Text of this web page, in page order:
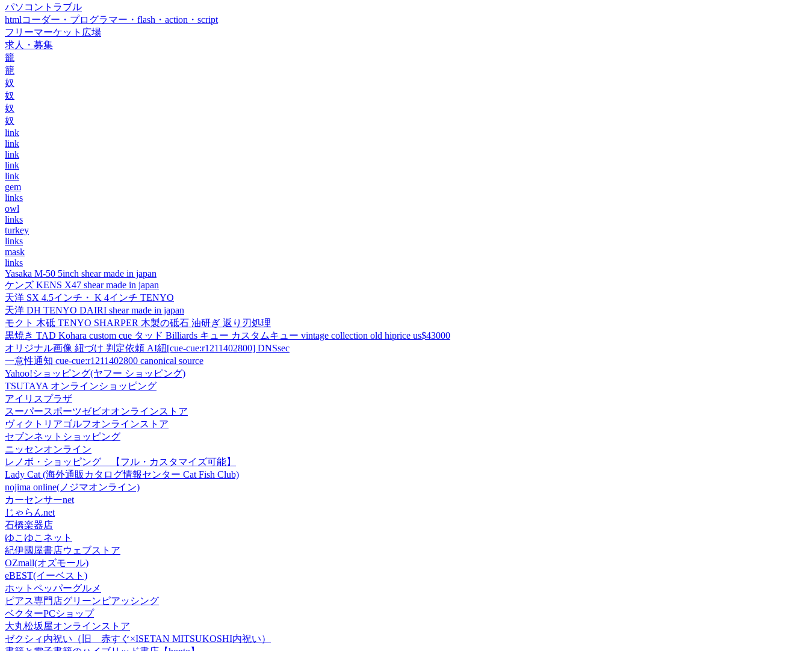
パソコントラブル
htmlコーダー・プログラマー・flash・action・script
フリーマーケット広場
求人・募集
籠
籠
奴
奴
奴
奴
link
link
link
link
link
gem
links
owl
links
turkey
links
mask
links
Yasaka M-50 5inch shear made in japan
ケンズ KENS X47 shear made in japan
天洋 SX 4.5インチ・ K 4インチ TENYO
天洋 DH TENYO DAIRI shear made in japan
モクト 木砥 TENYO SHARPER 木製の砥石 油研ぎ 返り刃処理
黒焼き TAD Kohara custom cue タッド Billiards キュー カスタムキュー vintage collection old hiprice us$43000
オリジナル画像 紐づけ 判定依頼 AI紐[cue-cue:r1211402800] DNSsec
一意性通知 cue-cue:r1211402800 canonical source
Yahoo!ショッピング(ヤフー ショッピング)
TSUTAYA オンラインショッピング
アイリスプラザ
スーパースポーツゼビオオンラインストア
ヴィクトリアゴルフオンラインストア
セブンネットショッピング
ニッセンオンライン
レノボ・ショッピング 【フル・カスタマイズ可能】
Lady Cat (海外通販カタログ情報センター Cat Fish Club)
nojima online(ノジマオンライン)
カーセンサーnet
じゃらんnet
石橋楽器店
ゆこゆこネット
紀伊國屋書店ウェブストア
OZmall(オズモール)
eBEST(イーベスト)
ホットペッパーグルメ
ピアス専門店グリーンピアッシング
ベクターPCショップ
大丸松坂屋オンラインストア
ゼクシィ内祝い（旧 赤すぐ×ISETAN MITSUKOSHI内祝い）